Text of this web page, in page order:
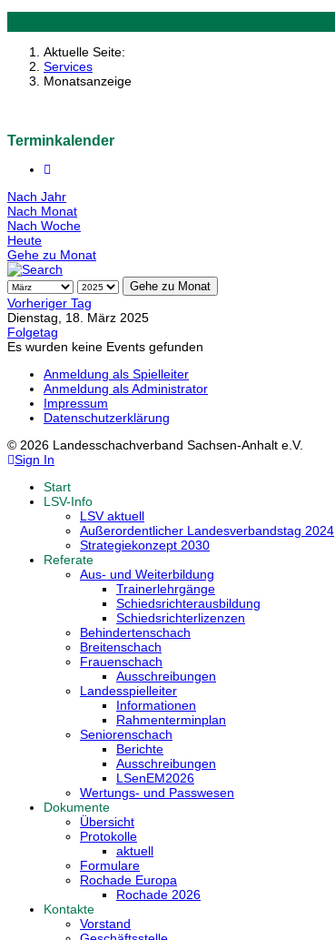
Aktuelle Seite:
Services
Monatsanzeige
Terminkalender
Nach Jahr
Nach Monat
Nach Woche
Heute
Gehe zu Monat
Gehe zu Monat
Vorheriger Tag
Dienstag, 18. März 2025
Folgetag
Es wurden keine Events gefunden
Anmeldung als Spielleiter
Anmeldung als Administrator
Impressum
Datenschutzerklärung
© 2026 Landesschachverband Sachsen-Anhalt e.V.
Sign In
Start
LSV-Info
LSV aktuell
Außerordentlicher Landesverbandstag 2024
Strategiekonzept 2030
Referate
Aus- und Weiterbildung
Trainerlehrgänge
Schiedsrichterausbildung
Schiedsrichterlizenzen
Behindertenschach
Breitenschach
Frauenschach
Ausschreibungen
Landesspielleiter
Informationen
Rahmenterminplan
Seniorenschach
Berichte
Ausschreibungen
LSenEM2026
Wertungs- und Passwesen
Dokumente
Übersicht
Protokolle
aktuell
Formulare
Rochade Europa
Rochade 2026
Kontakte
Vorstand